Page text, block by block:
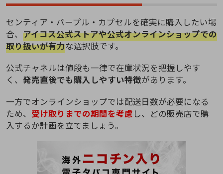
センティア・パープル・カプセルを確実に購入したい場
合、 アイコス公式ストアや公式オンラインショップでの
取り扱いが有力な選択肢です。
公式チャネルは値段も一律で在庫状況を把握しやす
く、 発売直後でも購入しやすい特徴があります。
一方でオンラインショップでは配送日数が必要になる
ため、 受け取りまでの期間を考慮 し、どの販売店で購
入するか計画を立てましょう。